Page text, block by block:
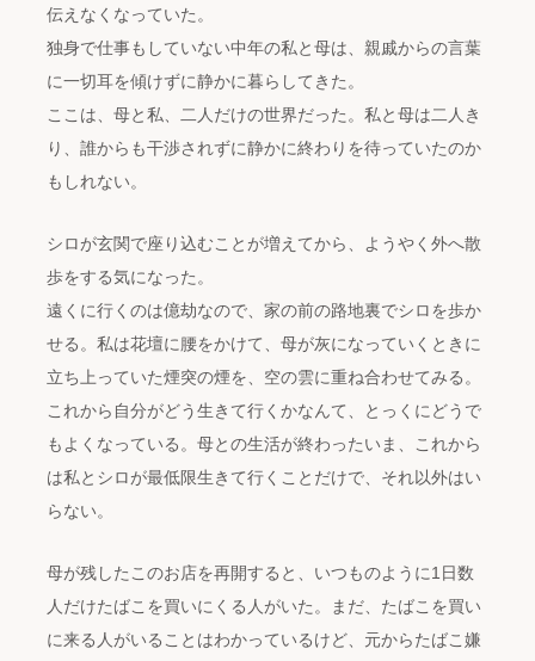
伝えなくなっていた。
独身で仕事もしていない中年の私と母は、親戚からの言葉
に一切耳を傾けずに静かに暮らしてきた。
ここは、母と私、二人だけの世界だった。私と母は二人き
り、誰からも干渉されずに静かに終わりを待っていたのか
もしれない。
シロが玄関で座り込むことが増えてから、ようやく外へ散
歩をする気になった。
遠くに行くのは億劫なので、家の前の路地裏でシロを歩か
せる。私は花壇に腰をかけて、母が灰になっていくときに
立ち上っていた煙突の煙を、空の雲に重ね合わせてみる。
これから自分がどう生きて行くかなんて、とっくにどうで
もよくなっている。母との生活が終わったいま、これから
は私とシロが最低限生きて行くことだけで、それ以外はい
らない。
母が残したこのお店を再開すると、いつものように1日数
人だけたばこを買いにくる人がいた。まだ、たばこを買い
に来る人がいることはわかっているけど、元からたばこ嫌